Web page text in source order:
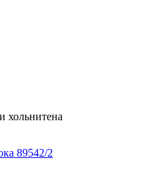
хольнитена
89542/2